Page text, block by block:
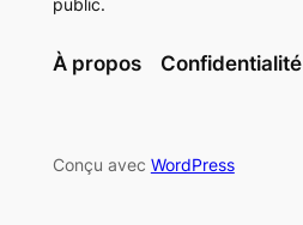
À propos Confidentialité
Conçu avec WordPress